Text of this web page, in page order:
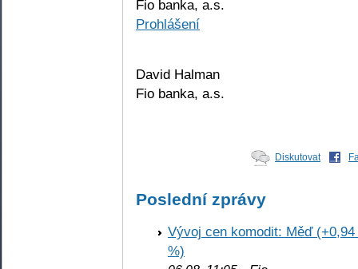
Fio banka, a.s.
Prohlášení
David Halman
Fio banka, a.s.
Diskutovat
Poslední zprávy
Vývoj cen komodit: Měď
%)